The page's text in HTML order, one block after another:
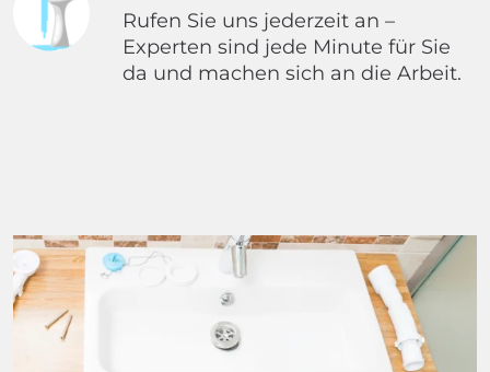
Rufen Sie uns jederzeit an –
Experten sind jede Minute für Sie
da und machen sich an die Arbeit.